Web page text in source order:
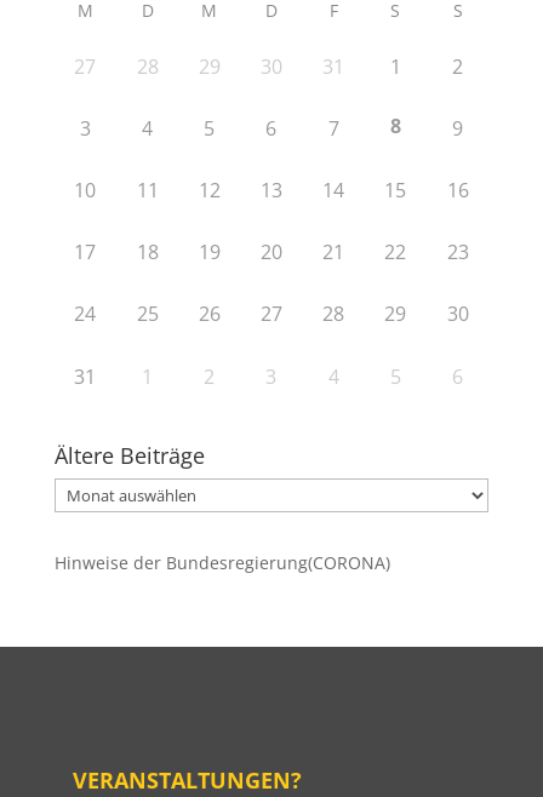
M D M D F S S
27 28 29 30 31 1 2
3 4 5 6 7 8 9
10 11 12 13 14 15 16
17 18 19 20 21 22 23
24 25 26 27 28 29 30
31 1 2 3 4 5 6
Ältere Beiträge
Ältere
Beiträge
Hinweise der Bundesregierung(CORONA)
VERANSTALTUNGEN?